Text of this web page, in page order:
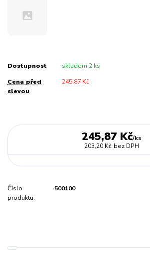
Dostupnost skladem 2 ks
Cena před
slevou
245,87 Kč
245,87 Kč/ks
203,20 Kč bez DPH
Číslo
produktu:
500100